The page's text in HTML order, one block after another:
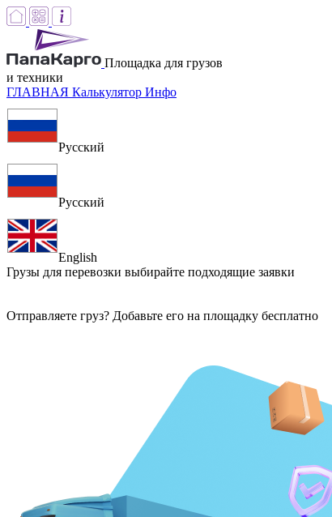
Площадка для грузов
и техники
ГЛАВНАЯ Калькулятор Инфо
Русский
Русский
English
Грузы для перевозки выбирайте подходящие заявки
Отправляете груз? Добавьте его на площадку бесплатно